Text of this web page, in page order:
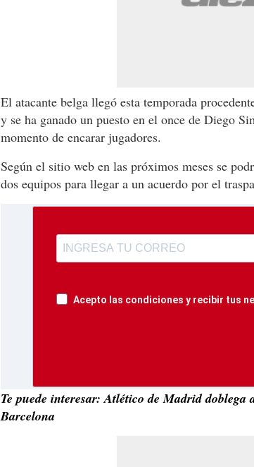
El atacante belga llegó esta temporada
y se ha ganado un puesto en el once de Diego
momento de encarar jugadores.
Según el sitio web en las próximos meses se
dos equipos para llegar a un acuerdo por el
Acepto las condiciones y recibir tus
Te puede interesar: Atlético de Madrid
Barcelona